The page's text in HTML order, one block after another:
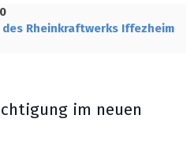
Rheinkraftwerks Iffezheim
im neuen